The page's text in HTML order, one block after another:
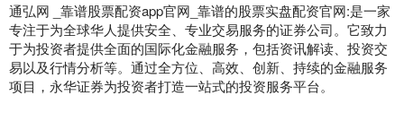
通弘网 _靠谱股票配资app官网_靠谱的股票实盘配资官网:是一家
专注于为全球华人提供安全、专业交易服务的证券公司。它致力
于为投资者提供全面的国际化金融服务，包括资讯解读、投资交
易以及行情分析等。通过全方位、高效、创新、持续的金融服务
项目，永华证券为投资者打造一站式的投资服务平台。